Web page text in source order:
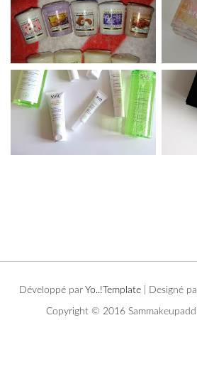
Développé par Yo..!Template | Designé
Copyright © 2016